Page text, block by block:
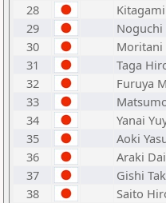
28
29
Noguchi
30
Moritani
31
Taga
32
Furuya
33
34
Yanai
35
Aoki
36
Araki Dai
37
Gishi
38
Saito